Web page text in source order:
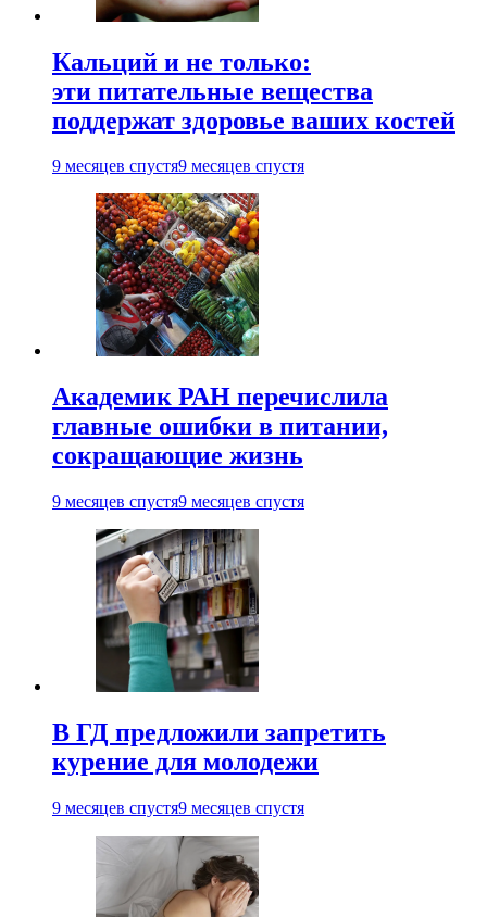
Кальций и не только:
эти питательные вещества
поддержат здоровье ваших костей
9 месяцев спустя9 месяцев спустя
Академик РАН перечислила
главные ошибки в питании,
сокращающие жизнь
9 месяцев спустя9 месяцев спустя
В ГД предложили запретить
курение для молодежи
9 месяцев спустя9 месяцев спустя